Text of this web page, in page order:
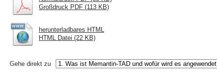
Großdruck PDF (113 KB)
herunterladbares HTML
HTML Datei (22 KB)
Gehe direkt zu